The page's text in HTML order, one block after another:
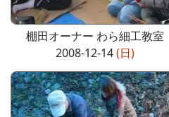
棚田オーナー わら細工教室
2008-12-14(日)